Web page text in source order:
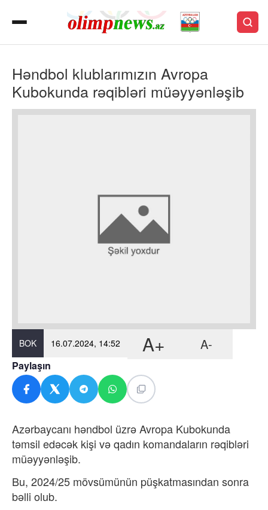
Həndbol klublarımızın Avropa
Kubokunda rəqibləri müəyyənləşib
BOK 16.07.2024, 14:52 A+ A-
Paylaşın
Azərbaycanı həndbol üzrə Avropa Kubokunda
təmsil edəcək kişi və qadın komandaların rəqibləri
müəyyənləşib.
Bu, 2024/25 mövsümünün püşkatmasından sonra
bəlli olub.